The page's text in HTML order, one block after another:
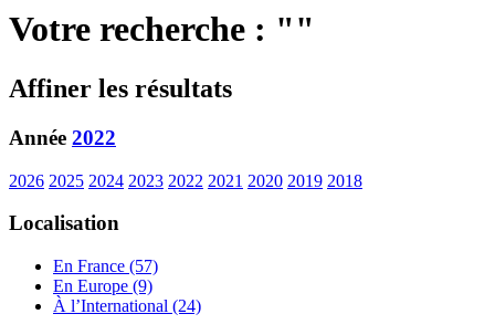
Votre recherche : ""
Affiner les résultats
Année 2022
2026 2025 2024 2023 2022 2021 2020 2019 2018
Localisation
En France (57)
En Europe (9)
À l’International (24)